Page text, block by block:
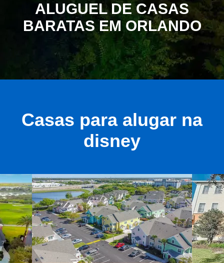
ALUGUEL DE CASAS
BARATAS EM ORLANDO
Casas para alugar na
disney